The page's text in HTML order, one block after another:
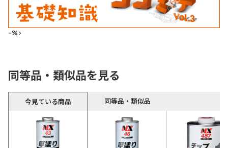
--%>
同等品・類似品を見る
今見ている商品 同等品・類似品